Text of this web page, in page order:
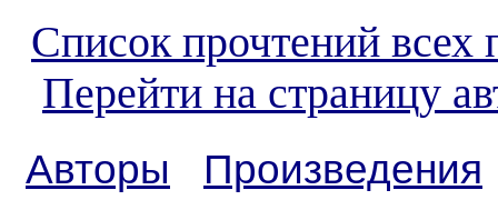
Список прочтений всех
Перейти на страницу
Авторы
Произведения